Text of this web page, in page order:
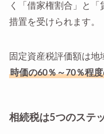
く「借家権割合」と
措置を受けられます。
固定資産税評価額は地
時価の60％～70％程
相続税は5つのステ